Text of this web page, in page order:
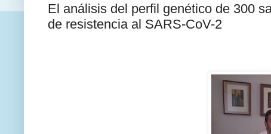
El análisis del perfil genético de 300
de resistencia al SARS-CoV-2